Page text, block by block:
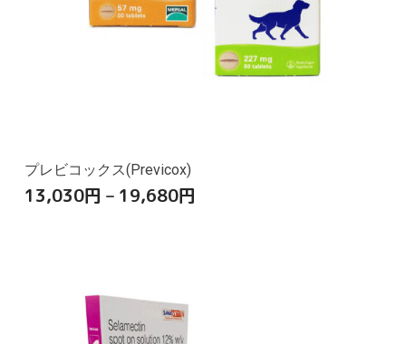
プレビコックス(Previcox)
13,030円 – 19,680円